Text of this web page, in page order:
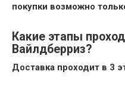
покупки возможно
Какие этапы
Вайлдберриз?
Доставка проходит в 3